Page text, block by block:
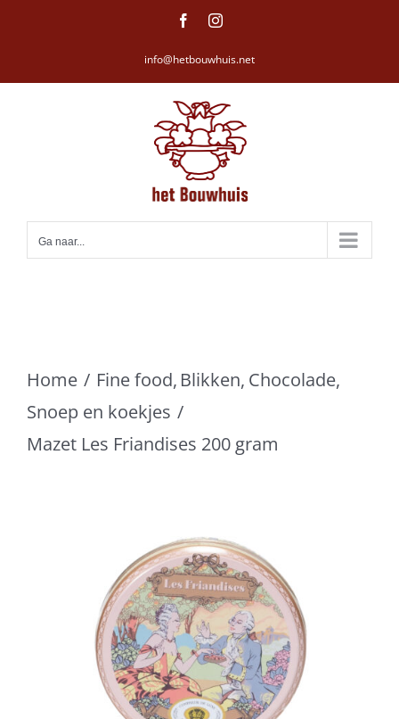
FacebookInstagram
info@hetbouwhuis.net
Ga naar...
Home Fine food Blikken Chocolade
Snoep en koekjes
Mazet Les Friandises 200 gram